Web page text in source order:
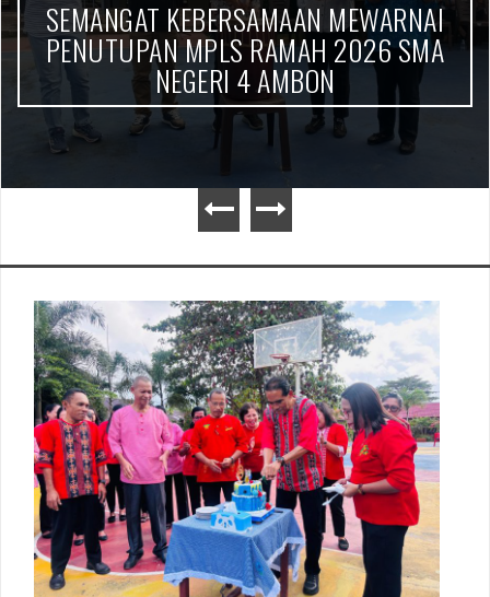
SEMANGAT BARU MPLS RAMAH TAHUN
AJARAN 2026/2027 SMA NEGERI 4
AMBON RESMI DIBUKA